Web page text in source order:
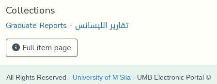
Collections
Graduate Reports - تقارير الليسانس
Full item page
All Rights Reserved - University of M'Sila - UMB Electronic Portal ©